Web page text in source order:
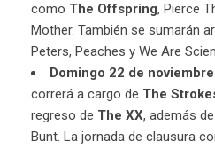
como The Offspring, Pierce
Mother. También se sumarán
Peters, Peaches y We Are
Domingo 22 de
correrá a cargo de The
regreso de The XX, además
Bunt. La jornada de clausura